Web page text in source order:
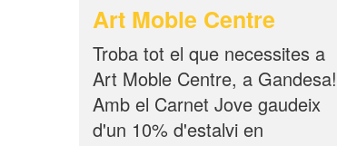
Art Moble Centre
Troba tot el que necessites a
Art Moble Centre, a Gandesa!
Amb el Carnet Jove gaudeix
d'un 10% d'estalvi en